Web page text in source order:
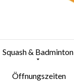
Squash & Badminton
Öffnungszeiten